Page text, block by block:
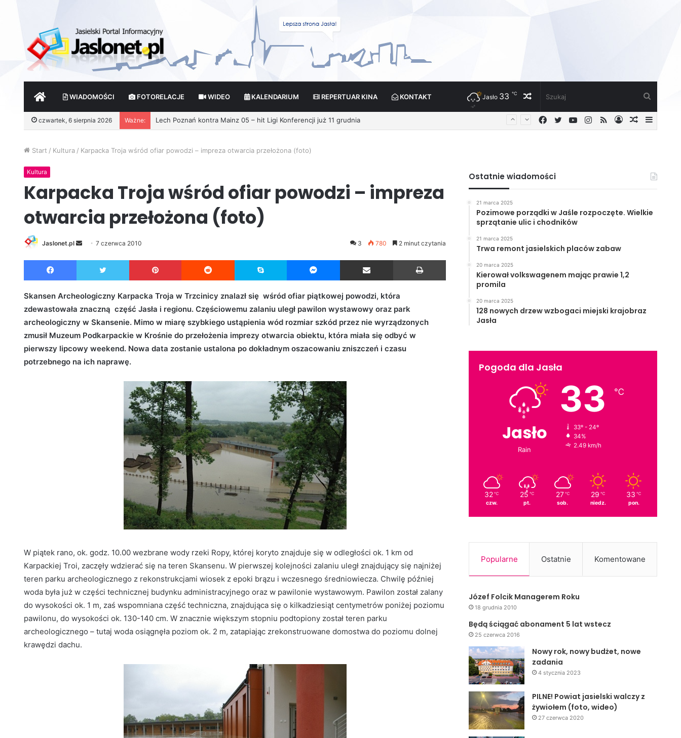
START WIADOMOŚCI FOTORELACJE WIDEO KALENDARIUM REPERTUAR KINA KONTAKT Losowy
artykuł
Jasło 33 ℃
czwartek, 6 sierpnia 2026 Ważne: Wróżby – Prawda czy Fikcja?
Losowy
Zaloguj
RSS
Instagram
YouTube
Twitter
Facebook
Start / Kultura / Karpacka Troja wśród ofiar powodzi – impreza otwarcia przełożona (foto)
Kultura
Karpacka Troja wśród ofiar powodzi – impreza
otwarcia przełożona (foto)
Jaslonet.pl
d
a
a
i
7 czerwca 2010 3 780 2 minut czytania
Facebook Twitter Pinterest Reddit Skype Messenger Udostępnij przez Email
Skansen Archeologiczny Karpacka Troja w Trzcinicy znalazł się wśród ofiar piątkowej powodzi, która
zdewastowała znaczną część Jasła i regionu. Częściowemu zalaniu uległ pawilon wystawowy oraz park
archeologiczny w Skansenie. Mimo w miarę szybkiego ustąpienia wód rozmiar szkód przez nie wyrządzonych
zmusił Muzeum Podkarpackie w Krośnie do przełożenia imprezy otwarcia obiektu, która miała się odbyć w
pierwszy lipcowy weekend. Nowa data zostanie ustalona po dokładnym oszacowaniu zniszczeń i czasu
potrzebnego na ich naprawę.
W piątek rano, ok. godz. 10.00 wezbrane wody rzeki Ropy, której koryto znajduje się w odległości ok. 1 km od
Karpackiej Troi, zaczęły wdzierać się na teren Skansenu. W pierwszej kolejności zalaniu uległ znajdujący się najniżej
teren parku archeologicznego z rekonstrukcjami wiosek z epoki brązu i wczesnego średniowiecza. Chwilę później
woda była już w części technicznej budynku administracyjnego oraz w pawilonie wystawowym. Pawilon został zalany
do wysokości ok. 1 m, zaś wspomniana część techniczna, znajdująca się o kilkadziesiąt centymetrów poniżej poziomu
pawilonu, do wysokości ok. 130-140 cm. W znacznie większym stopniu podtopiony został teren parku
archeologicznego – tutaj woda osiągnęła poziom ok. 2 m, zatapiając zrekonstruowane domostwa do poziomu dolnej
krawędzi dachu.
Ostatnie wiadomości
21 marca 2025
Pozimowe porządki w Jaśle rozpoczęte. Wielkie
sprzątanie ulic i chodników
21 marca 2025
Trwa remont jasielskich placów zabaw
20 marca 2025
Kierował volkswagenem mając prawie 1,2
promila
20 marca 2025
128 nowych drzew wzbogaci miejski krajobraz
Jasła
Pogoda dla Jasła
Jasło
Rain
33 ℃
33º - 24º
34%
2.49 km/h
32 ℃
czw.
25 ℃
pt.
27 ℃
sob.
29 ℃
niedz.
33 ℃
pon.
Popularne Ostatnie Komentowane
Józef Folcik Managerem Roku
18 grudnia 2010
Będą ściągać abonament 5 lat wstecz
25 czerwca 2016
Nowy rok, nowy budżet, nowe
zadania
4 stycznia 2023
PILNE! Powiat jasielski walczy z
żywiołem (foto, wideo)
27 czerwca 2020